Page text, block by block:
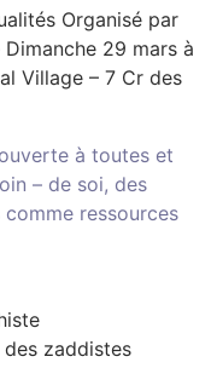
Organisé par
29 mars à
Village – 7 Cr des
à toutes et
– de soi, des
ressources
zaddistes